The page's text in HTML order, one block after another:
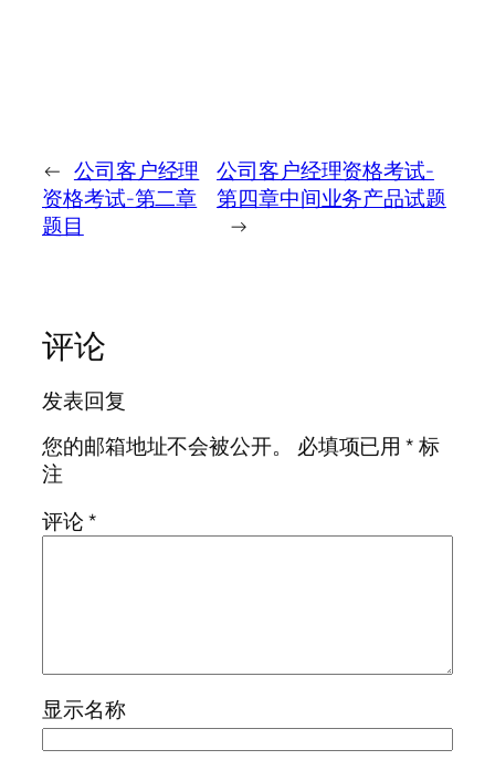
← 公司客户经理
资格考试-第二章
题目
公司客户经理资格考试-
第四章中间业务产品试题
→
评论
发表回复
您的邮箱地址不会被公开。
必填项已用*标
注
评论*
显示名称